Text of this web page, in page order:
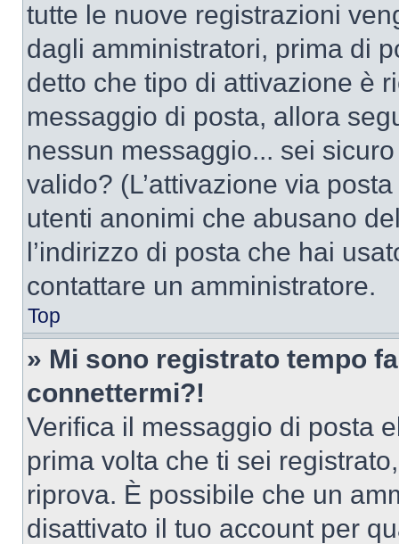
tutte le nuove registrazioni
dagli amministratori, prima di
detto che tipo di attivazione è
messaggio di posta, allora
nessun messaggio... sei
valido? (L’attivazione via
utenti anonimi che abusano
l’indirizzo di posta che hai
contattare un amministratore.
Top
» Mi sono registrato tempo
connettermi?!
Verifica il messaggio di posta
prima volta che ti sei
riprova. È possibile che un
disattivato il tuo account per